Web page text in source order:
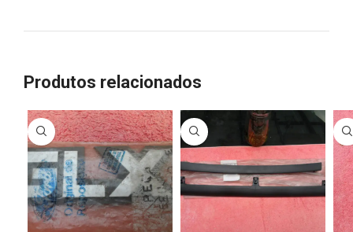
Produtos relacionados